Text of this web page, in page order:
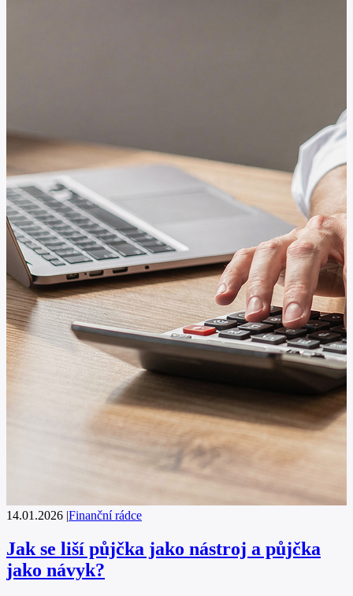
14.01.2026 |Finanční rádce
Jak se liší půjčka jako nástroj a půjčka
jako návyk?